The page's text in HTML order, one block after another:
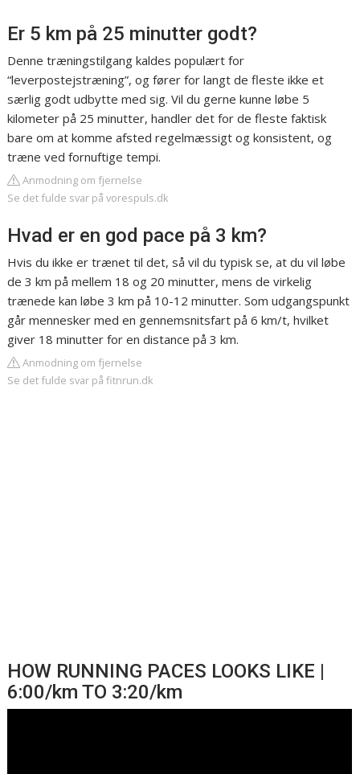
Er 5 km på 25 minutter godt?
Denne træningstilgang kaldes populært for
“leverpostejstræning”, og fører for langt de fleste ikke et
særlig godt udbytte med sig. Vil du gerne kunne løbe 5
kilometer på 25 minutter, handler det for de fleste faktisk
bare om at komme afsted regelmæssigt og konsistent, og
træne ved fornuftige tempi.
Anmodning om fjernelse
Se det fulde svar på vorespuls.dk
Hvad er en god pace på 3 km?
Hvis du ikke er trænet til det, så vil du typisk se, at du vil løbe
de 3 km på mellem 18 og 20 minutter, mens de virkelig
trænede kan løbe 3 km på 10-12 minutter. Som udgangspunkt
går mennesker med en gennemsnitsfart på 6 km/t, hvilket
giver 18 minutter for en distance på 3 km.
Anmodning om fjernelse
Se det fulde svar på fitnrun.dk
HOW RUNNING PACES LOOKS LIKE |
6:00/km TO 3:20/km